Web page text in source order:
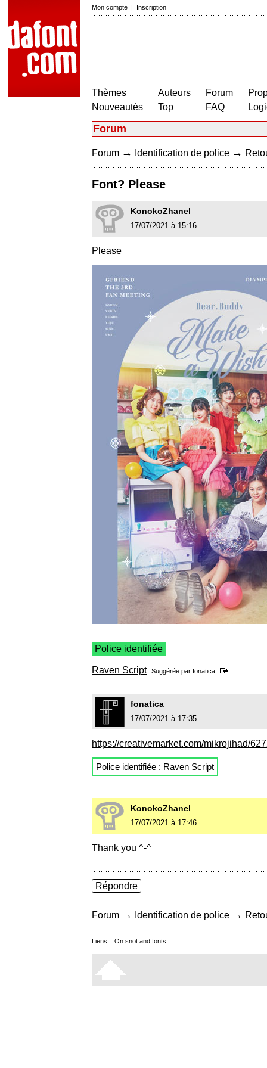
Mon compte | Inscription
Thèmes
Nouveautés
Auteurs
Top
Forum
FAQ
Forum
Forum → Identification de police →
Font? Please
KonokoZhanel
17/07/2021 à 15:16
Please
Police identifiée
Raven Script Suggérée par fonatica
fonatica
17/07/2021 à 17:35
https://creativemarket.com/mikrojihad/
Police identifiée : Raven Script
KonokoZhanel
17/07/2021 à 17:46
Thank you ^-^
Répondre
Forum → Identification de police →
Liens : On snot and fonts